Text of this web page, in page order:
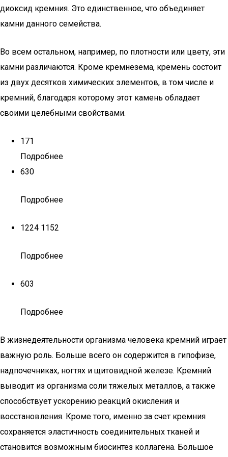
диоксид кремния. Это единственное, что объединяет
камни данного семейства.
Во всем остальном, например, по плотности или цвету, эти
камни различаются. Кроме кремнезема, кремень состоит
из двух десятков химических элементов, в том числе и
кремний, благодаря которому этот камень обладает
своими целебными свойствами.
171
Подробнее
630
Подробнее
1224 1152
Подробнее
603
Подробнее
В жизнедеятельности организма человека кремний играет
важную роль. Больше всего он содержится в гипофизе,
надпочечниках, ногтях и щитовидной железе. Кремний
выводит из организма соли тяжелых металлов, а также
способствует ускорению реакций окисления и
восстановления. Кроме того, именно за счет кремния
сохраняется эластичность соединительных тканей и
становится возможным биосинтез коллагена. Большое